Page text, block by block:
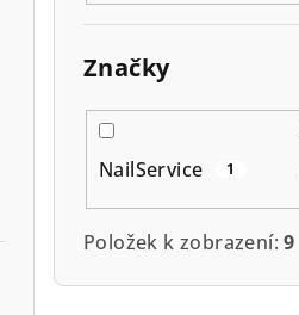
Značky
NailService 1
Položek k zobrazení:9